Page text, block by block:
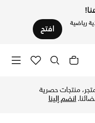
رياضية افتح
منتجات حصرية
انضم إلينا